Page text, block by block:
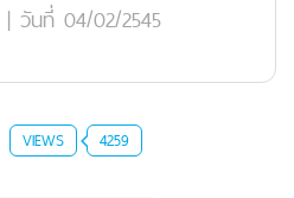
| วันที่ 04/02/2545
VIEWS 4259